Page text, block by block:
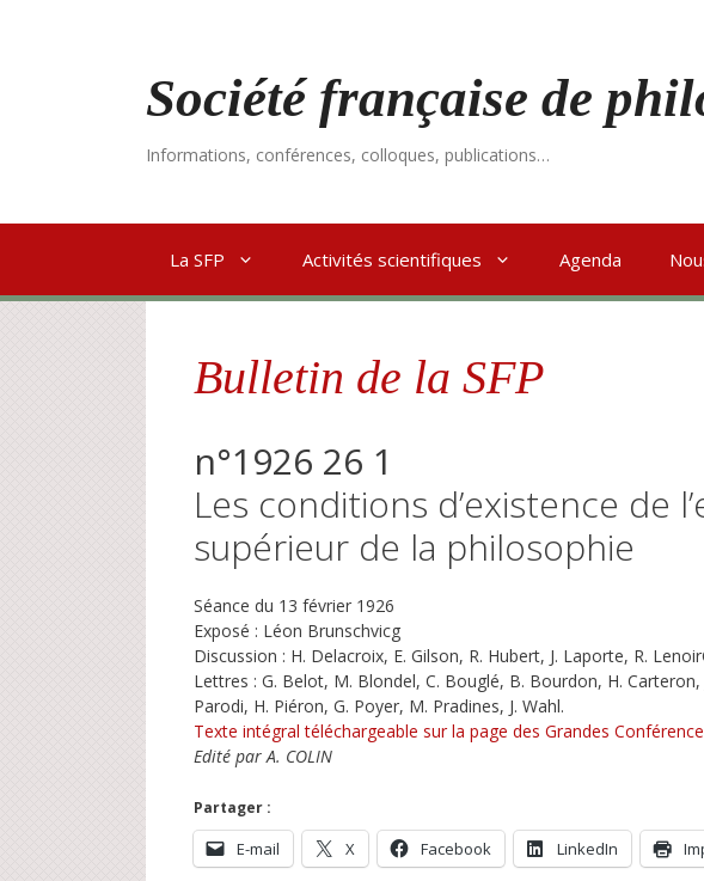
Société française de
Informations, conférences, colloques, publications…
La SFP Activités scientifiques Agenda
Bulletin de la SFP
n°1926 26 1
Les conditions d’existence de
supérieur de la philosophie
Séance du 13 février 1926
Exposé : Léon Brunschvicg
Discussion : H. Delacroix, E. Gilson, R. Hubert, J. Laporte, R.
Lettres : G. Belot, M. Blondel, C. Bouglé, B. Bourdon, H.
Parodi, H. Piéron, G. Poyer, M. Pradines, J. Wahl.
Texte intégral téléchargeable sur la page des Grandes
Edité par A. COLIN
Partager :
E-mail X Facebook LinkedIn